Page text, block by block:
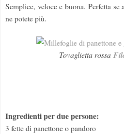
Semplice, veloce e buona. Perfetta se
ne potete più.
Tovaglietta rossa
Ingredienti per due persone:
3 fette di panettone o pandoro